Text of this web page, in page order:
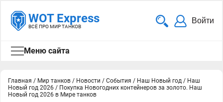
WOT Express
ВСЁ ПРО МИР ТАНКОВ
Войти
Меню сайта
Главная / Мир танков / Новости / События / Наш Новый год / Наш
Новый год 2026 / Покупка Новогодних контейнеров за золото. Наш
Новый год 2026 в Мире танков